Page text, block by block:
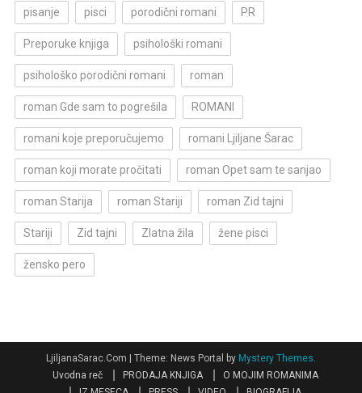
pisanje pisci porodični romani PR
Preporuke knjiga psihološki romani
psihološko porodični romani roman
roman Gde sam to pogrešila ROMANI
romani koje preporučujemo romani Ljiljane Šarac
roman koji morate pročitati roman Opet sam te sanjao
roman Starija roman Stariji roman Zid tajni
Stariji Zid tajni Zlatna žila žene pisci
žensko pero
LjiljanaSarac.Com Theme: News Portal by Mystery Themes.
Uvodna reč
PRODAJA KNJIGA
O MOJIM ROMANIMA